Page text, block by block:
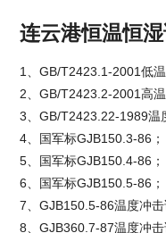
连云港恒温恒
1、GB/T2423.1-2001低温
2、GB/T2423.2-2001高温
3、GB/T2423.22-1989温
4、国军标GJB150.3-86；
5、国军标GJB150.4-86；
6、国军标GJB150.5-86；
7、GJB150.5-86温度冲击
8、GJB360.7-87温度冲击